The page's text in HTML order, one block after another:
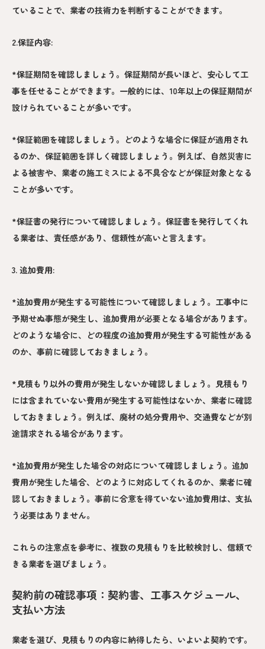
ていることで、業者の技術力を判断することができます。
2.保証内容:
*保証期間を確認しましょう。保証期間が長いほど、安心して工
事を任せることができます。一般的には、10年以上の保証期間が
設けられていることが多いです。
*保証範囲を確認しましょう。どのような場合に保証が適用され
るのか、保証範囲を詳しく確認しましょう。例えば、自然災害に
よる被害や、業者の施工ミスによる不具合などが保証対象となる
ことが多いです。
*保証書の発行について確認しましょう。保証書を発行してくれ
る業者は、責任感があり、信頼性が高いと言えます。
3. 追加費用:
*追加費用が発生する可能性について確認しましょう。工事中に
予期せぬ事態が発生し、追加費用が必要となる場合があります。
どのような場合に、どの程度の追加費用が発生する可能性がある
のか、事前に確認しておきましょう。
*見積もり以外の費用が発生しないか確認しましょう。見積もり
には含まれていない費用が発生する可能性はないか、業者に確認
しておきましょう。例えば、廃材の処分費用や、交通費などが別
途請求される場合があります。
*追加費用が発生した場合の対応について確認しましょう。追加
費用が発生した場合、どのように対応してくれるのか、業者に確
認しておきましょう。事前に合意を得ていない追加費用は、支払
う必要はありません。
これらの注意点を参考に、複数の見積もりを比較検討し、信頼で
きる業者を選びましょう。
契約前の確認事項：契約書、工事スケジュール、
支払い方法
業者を選び、見積もりの内容に納得したら、いよいよ契約です。